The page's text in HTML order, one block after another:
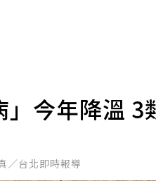
」今年降溫
／台北即時報導